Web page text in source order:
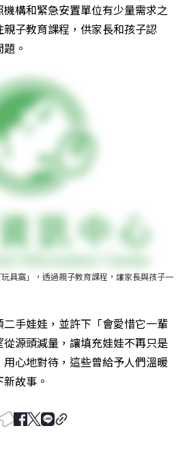
構和緊急安置單位有少量需求之
子教育課程，供家長和孩子認
。
具窩」，透過親子教育課程，讓家長與孩子一
手娃娃，並許下「會愛惜它一輩
源頭減量，讓填充娃娃不再只是
心地對待，這些曾給予人們溫暖
故事。